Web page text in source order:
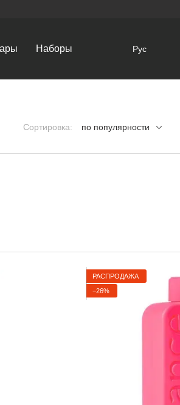
Наборы Рус
Сортировка: по популярности
РАСПРОДАЖА
−26%